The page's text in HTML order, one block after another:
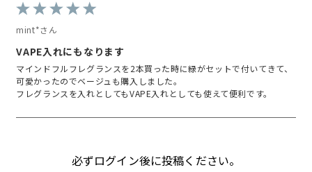
mint*さん
VAPE入れにもなります
マインドフルフレグランスを2本買った時に緑がセットで付いてきて、
可愛かったのでベージュも購入しました。
フレグランスを入れとしてもVAPE入れとしても使えて便利です。
必ずログイン後に投稿ください。